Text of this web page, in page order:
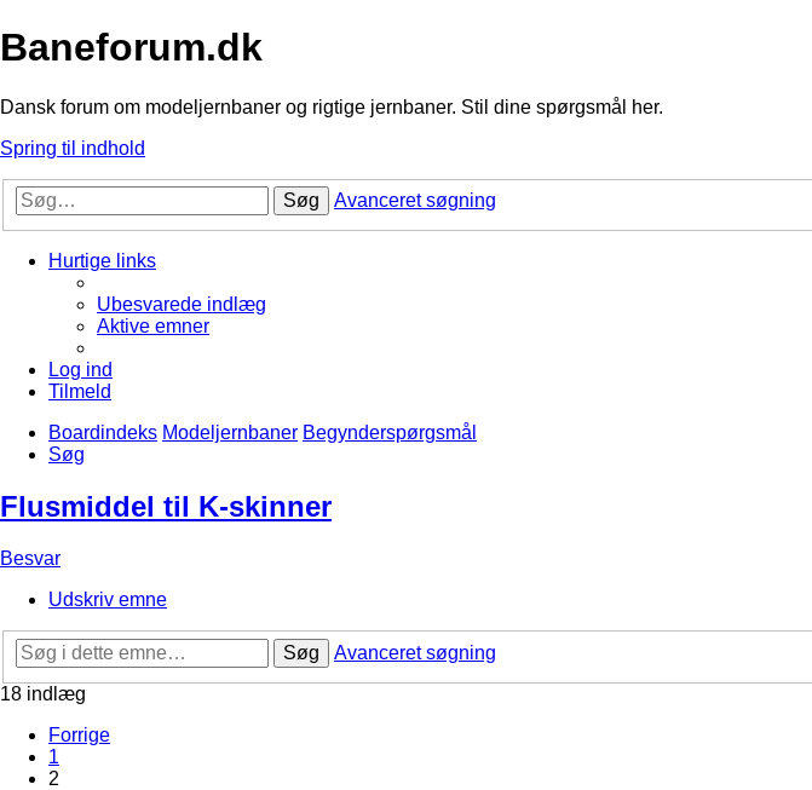
Baneforum.dk
Dansk forum om modeljernbaner og rigtige jernbaner. Stil dine spørgsmål her.
Spring til indhold
Søg Avanceret søgning
Hurtige links
Ubesvarede indlæg
Aktive emner
Log ind
Tilmeld
Boardindeks Modeljernbaner Begynderspørgsmål
Søg
Flusmiddel til K-skinner
Besvar
Udskriv emne
Søg
Avanceret søgning
18 indlæg
Forrige
1
2